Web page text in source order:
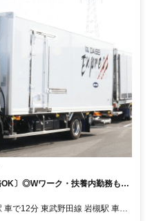
OK〕◎Wワーク・扶養内勤務も
お仕事
で12分 東武野田線 岩槻駅 車で